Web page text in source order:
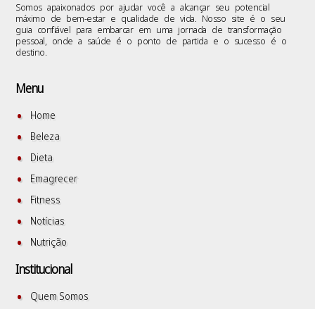
Somos apaixonados por ajudar você a alcançar seu potencial
máximo de bem-estar e qualidade de vida. Nosso site é o seu
guia confiável para embarcar em uma jornada de transformação
pessoal, onde a saúde é o ponto de partida e o sucesso é o
destino.
Menu
Home
Beleza
Dieta
Emagrecer
Fitness
Notícias
Nutrição
Institucional
Quem Somos